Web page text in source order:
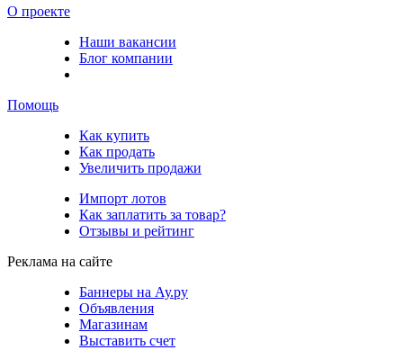
О проекте
Наши вакансии
Блог компании
Помощь
Как купить
Как продать
Увеличить продажи
Импорт лотов
Как заплатить за товар?
Отзывы и рейтинг
Реклама на сайте
Баннеры на Ау.ру
Объявления
Магазинам
Выставить счет